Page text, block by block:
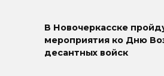
В Новочеркасске
мероприятия ко Дню
десантных войск